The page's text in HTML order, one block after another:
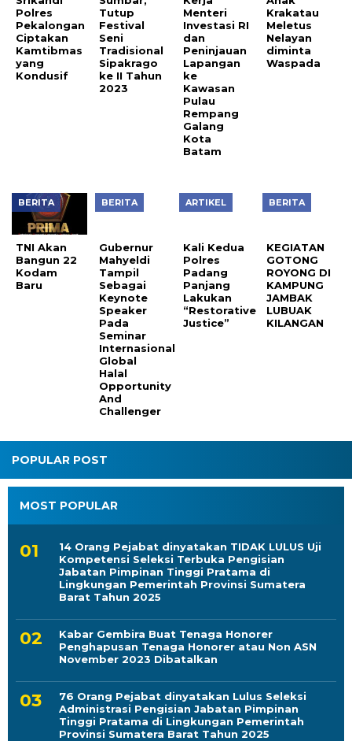
Kamtibmas
yang
Kondusif
Tutup
Festival
Seni
Tradisional
Sipakrago
ke II Tahun
2023
Menteri
Investasi RI
dan
Peninjauan
Lapangan
ke
Kawasan
Pulau
Rempang
Galang
Kota
Batam
Krakatau
Meletus
Nelayan
diminta
Waspada
BERITA
TNI Akan
Bangun 22
Kodam
Baru
BERITA
Gubernur
Mahyeldi
Tampil
Sebagai
Keynote
Speaker
Pada
Seminar
Internasional
Global
Halal
Opportunity
And
Challenger
ARTIKEL
Kali Kedua
Polres
Padang
Panjang
Lakukan
“Restorative
Justice”
BERITA
KEGIATAN
GOTONG
ROYONG DI
KAMPUNG
JAMBAK
LUBUAK
KILANGAN
POPULAR POST
MOST POPULAR
14 Orang Pejabat dinyatakan TIDAK LULUS Uji
Kompetensi Seleksi Terbuka Pengisian
Jabatan Pimpinan Tinggi Pratama di
Lingkungan Pemerintah Provinsi Sumatera
Barat Tahun 2025
Kabar Gembira Buat Tenaga Honorer
Penghapusan Tenaga Honorer atau Non ASN
November 2023 Dibatalkan
76 Orang Pejabat dinyatakan Lulus Seleksi
Administrasi Pengisian Jabatan Pimpinan
Tinggi Pratama di Lingkungan Pemerintah
Provinsi Sumatera Barat Tahun 2025